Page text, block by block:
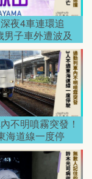
夜4車連環追
男子車外遭波及
不明噴霧突發！
海道線一度停